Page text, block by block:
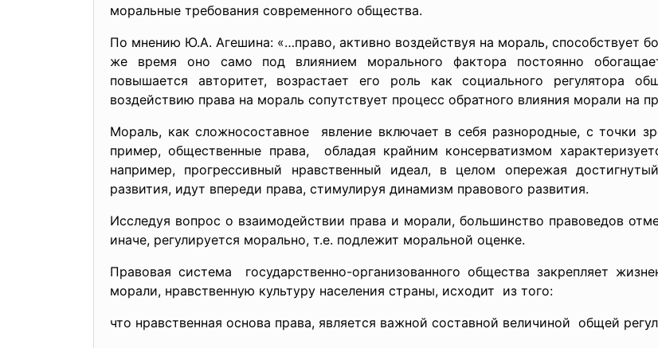
моральные требования современного общества.
По мнению Ю.А. Агешина: «…право, активно воздействуя на мораль, способствует
же время оно само под влиянием морального фактора постоянно
повышается авторитет, возрастает его роль как социального регулятора
воздействию права на мораль сопутствует процесс обратного влияния морали на
Мораль, как сложносоставное явление включает в себя разнородные, с точки
пример, общественные права, обладая крайним консерватизмом
например, прогрессивный нравственный идеал, в целом опережая
развития, идут впереди права, стимулируя динамизм правового развития.
Исследуя вопрос о взаимодействии права и морали, большинство правоведов
иначе, регулируется морально, т.е. подлежит моральной оценке.
Правовая система государственно-организованного общества закрепляет
морали, нравственную культуру населения страны, исходит из того:
что нравственная основа права, является важной составной величиной общей